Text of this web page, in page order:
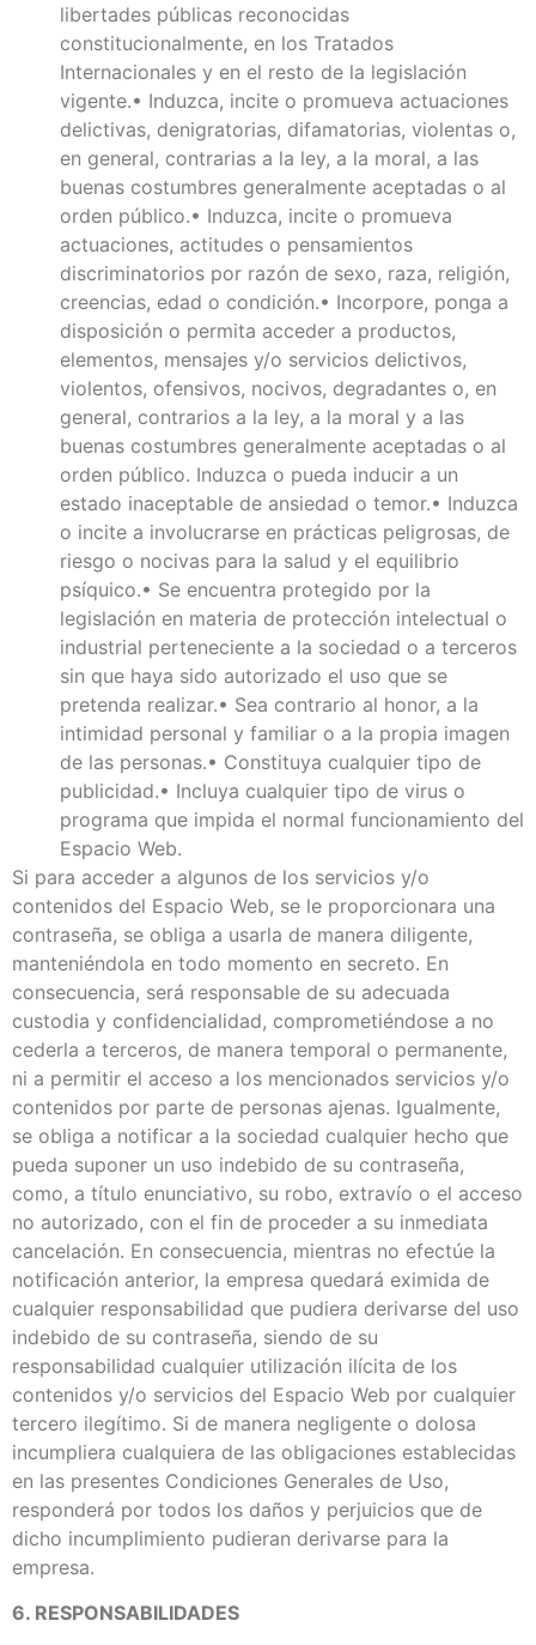
libertades públicas reconocidas
constitucionalmente, en los Tratados
Internacionales y en el resto de la legislación
vigente.• Induzca, incite o promueva actuaciones
delictivas, denigratorias, difamatorias, violentas o,
en general, contrarias a la ley, a la moral, a las
buenas costumbres generalmente aceptadas o al
orden público.• Induzca, incite o promueva
actuaciones, actitudes o pensamientos
discriminatorios por razón de sexo, raza, religión,
creencias, edad o condición.• Incorpore, ponga a
disposición o permita acceder a productos,
elementos, mensajes y/o servicios delictivos,
violentos, ofensivos, nocivos, degradantes o, en
general, contrarios a la ley, a la moral y a las
buenas costumbres generalmente aceptadas o al
orden público. Induzca o pueda inducir a un
estado inaceptable de ansiedad o temor.• Induzca
o incite a involucrarse en prácticas peligrosas, de
riesgo o nocivas para la salud y el equilibrio
psíquico.• Se encuentra protegido por la
legislación en materia de protección intelectual o
industrial perteneciente a la sociedad o a terceros
sin que haya sido autorizado el uso que se
pretenda realizar.• Sea contrario al honor, a la
intimidad personal y familiar o a la propia imagen
de las personas.• Constituya cualquier tipo de
publicidad.• Incluya cualquier tipo de virus o
programa que impida el normal funcionamiento del
Espacio Web.
Si para acceder a algunos de los servicios y/o
contenidos del Espacio Web, se le proporcionara una
contraseña, se obliga a usarla de manera diligente,
manteniéndola en todo momento en secreto. En
consecuencia, será responsable de su adecuada
custodia y confidencialidad, comprometiéndose a no
cederla a terceros, de manera temporal o permanente,
ni a permitir el acceso a los mencionados servicios y/o
contenidos por parte de personas ajenas. Igualmente,
se obliga a notificar a la sociedad cualquier hecho que
pueda suponer un uso indebido de su contraseña,
como, a título enunciativo, su robo, extravío o el acceso
no autorizado, con el fin de proceder a su inmediata
cancelación. En consecuencia, mientras no efectúe la
notificación anterior, la empresa quedará eximida de
cualquier responsabilidad que pudiera derivarse del uso
indebido de su contraseña, siendo de su
responsabilidad cualquier utilización ilícita de los
contenidos y/o servicios del Espacio Web por cualquier
tercero ilegítimo. Si de manera negligente o dolosa
incumpliera cualquiera de las obligaciones establecidas
en las presentes Condiciones Generales de Uso,
responderá por todos los daños y perjuicios que de
dicho incumplimiento pudieran derivarse para la
empresa.
6. RESPONSABILIDADES